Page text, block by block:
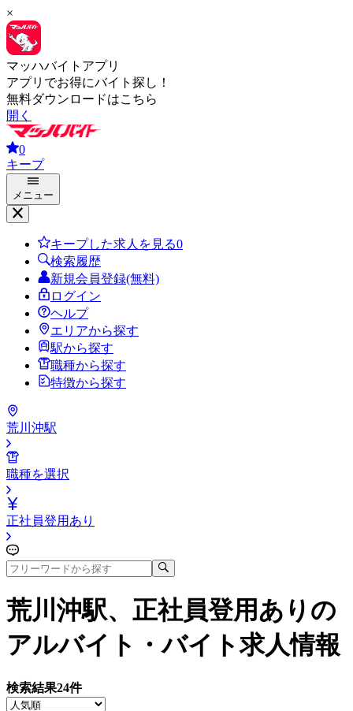
×
マッハバイトアプリ
アプリでお得にバイト探し！
無料ダウンロードはこちら
開く
0
キープ
メニュー
キープした求人を見る0
検索履歴
新規会員登録(無料)
ログイン
ヘルプ
エリアから探す
駅から探す
職種から探す
特徴から探す
荒川沖駅
職種を選択
正社員登用あり
荒川沖駅、正社員登用あり の
アルバイト・バイト求人情報
検索結果24件